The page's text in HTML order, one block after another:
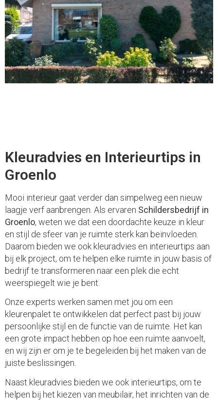
Kleuradvies en Interieurtips in
Groenlo
Mooi interieur gaat verder dan simpelweg een nieuw
laagje verf aanbrengen. Als ervaren Schildersbedrijf in
Groenlo, weten we dat een doordachte keuze in kleur
en stijl de sfeer van je ruimte sterk kan beïnvloeden.
Daarom bieden we ook kleuradvies en interieurtips aan
bij elk project, om te helpen elke ruimte in jouw basis of
bedrijf te transformeren naar een plek die echt
weerspiegelt wie je bent.
Onze experts werken samen met jou om een
kleurenpalet te ontwikkelen dat perfect past bij jouw
persoonlijke stijl en de functie van de ruimte. Het kan
een grote impact hebben op hoe een ruimte aanvoelt,
en wij zijn er om je te begeleiden bij het maken van de
juiste beslissingen.
Naast kleuradvies bieden we ook interieurtips, om te
helpen bij het kiezen van meubilair, het inrichten van de